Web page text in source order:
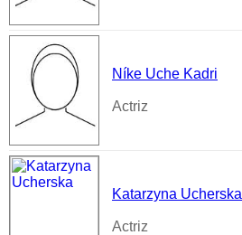
Níke Uche Kadri
Actriz
Katarzyna Ucherska
Actriz